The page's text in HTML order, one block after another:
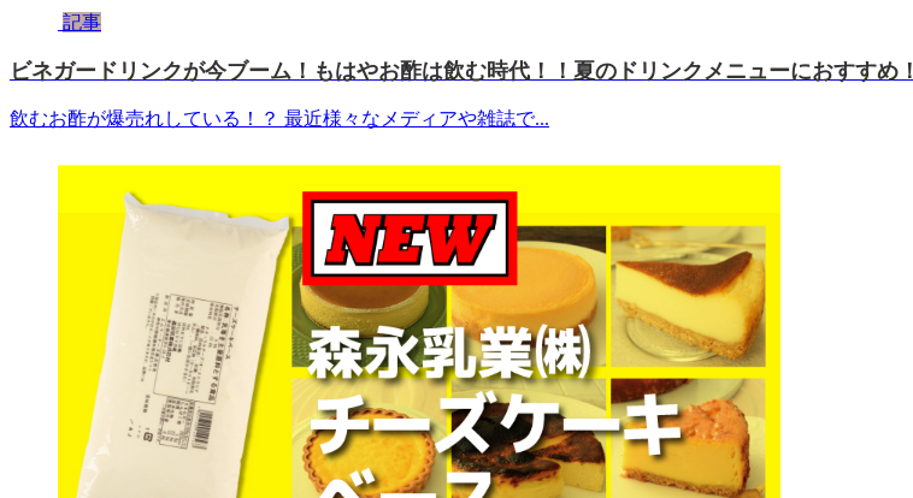
記事
ビネガードリンクが今ブーム！もはやお酢は飲む時代！！夏のドリンクメニューにおすすめ！
飲むお酢が爆売れしている！？ 最近様々なメディアや雑誌で...